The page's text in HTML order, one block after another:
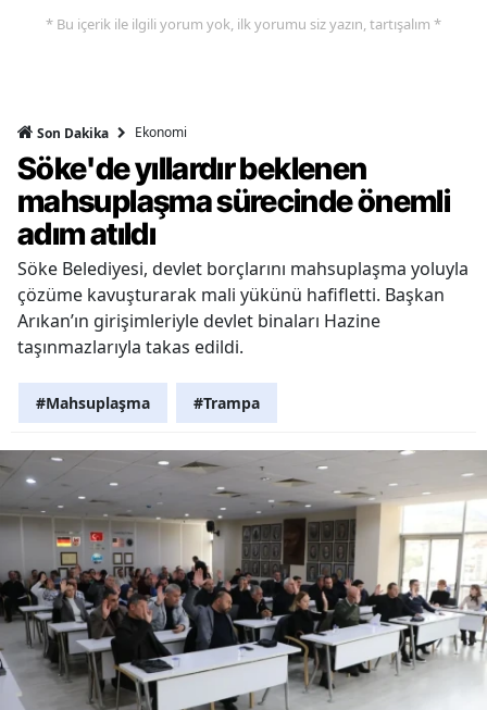
* Bu içerik ile ilgili yorum yok, ilk yorumu siz yazın, tartışalım *
Son Dakika Ekonomi
Söke'de yıllardır beklenen
mahsuplaşma sürecinde önemli
adım atıldı
Söke Belediyesi, devlet borçlarını mahsuplaşma yoluyla
çözüme kavuşturarak mali yükünü hafifletti. Başkan
Arıkan’ın girişimleriyle devlet binaları Hazine
taşınmazlarıyla takas edildi.
#Mahsuplaşma #Trampa